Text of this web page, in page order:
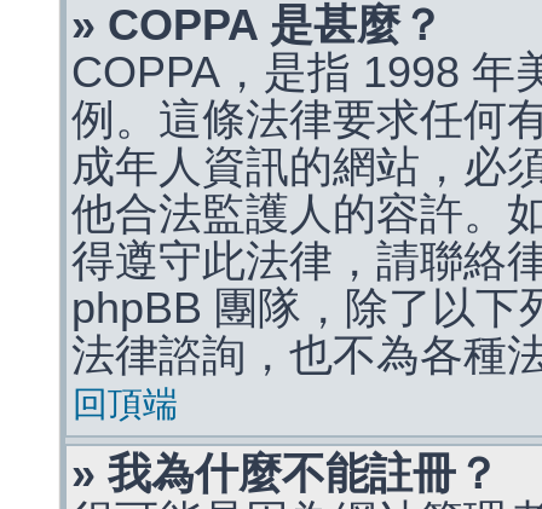
» COPPA 是甚麼？
COPPA，是指 1998 年
例。這條法律要求任何
成年人資訊的網站，必
他合法監護人的容許。
得遵守此法律，請聯絡
phpBB 團隊，除了以下
法律諮詢，也不為各種
回頂端
» 我為什麼不能註冊？